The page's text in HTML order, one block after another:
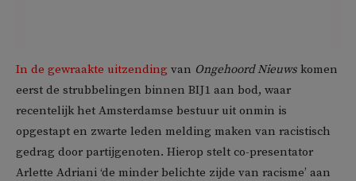
In de gewraakte uitzending van Ongehoord Nieuws komen
eerst de strubbelingen binnen BIJ1 aan bod, waar
recentelijk het Amsterdamse bestuur uit onmin is
opgestapt en zwarte leden melding maken van racistisch
gedrag door partijgenoten. Hierop stelt co-presentator
Arlette Adriani ‘de minder belichte zijde van racisme’ aan